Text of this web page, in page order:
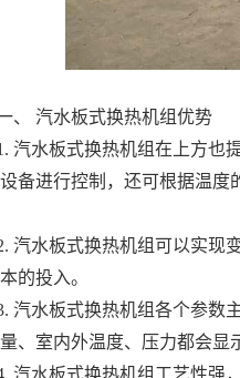
、 汽水板式换热机组优势
汽水板式换热机组在上方也
备进行控制，还可根据温度
汽水板式换热机组可以实现
的投入。
汽水板式换热机组各个参数
、室内外温度、压力都会显
汽水板式换热机组工艺性强